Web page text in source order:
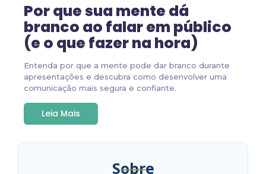
Por que sua mente dá
branco ao falar em público
(e o que fazer na hora)
Entenda por que a mente pode dar branco durante
apresentações e descubra como desenvolver uma
comunicação mais segura e confiante.
Leia Mais
Sobre